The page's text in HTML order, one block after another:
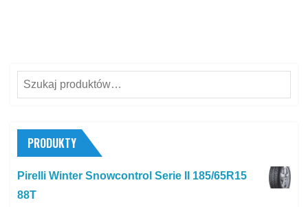
Szukaj:
PRODUKTY
Pirelli Winter Snowcontrol Serie II 185/65R15
88T